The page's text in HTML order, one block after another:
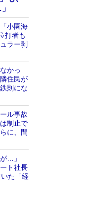
小園海
打者も
ラー剥
かっ
住民が
則にな
ル事故
制止で
に、間
が…」
ト社長
た「経